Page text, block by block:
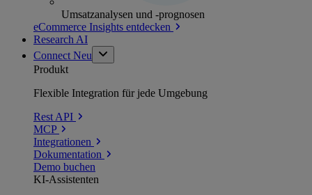
Umsatzanalysen und -prognosen
eCommerce Insights entdecken
Research AI
Connect Neu
Produkt
Flexible Integration für jede Umgebung
Rest API
MCP
Integrationen
Dokumentation
Demo buchen
KI-Assistenten